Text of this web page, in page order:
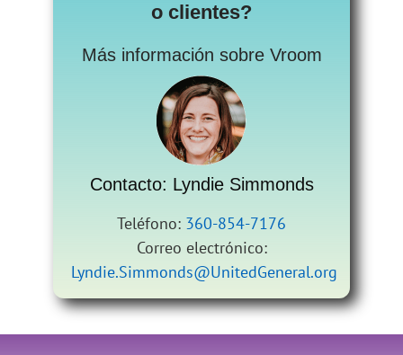
o clientes?
Más información sobre Vroom
Contacto: Lyndie Simmonds
Teléfono: 360-854-7176
Correo electrónico:
Lyndie.Simmonds@UnitedGeneral.org